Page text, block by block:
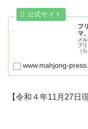
フ
マ
メ
プ
（
www.mahjong-
【令和４年11月27日